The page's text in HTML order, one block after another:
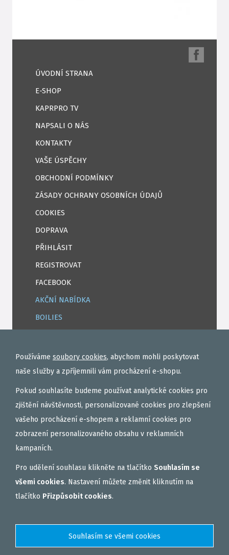
ÚVODNÍ STRANA
E-SHOP
KAPRPRO TV
NAPSALI O NÁS
KONTAKTY
VAŠE ÚSPĚCHY
OBCHODNÍ PODMÍNKY
ZÁSADY OCHRANY OSOBNÍCH ÚDAJŮ
COOKIES
DOPRAVA
PŘIHLÁSIT
REGISTROVAT
FACEBOOK
AKČNÍ NABÍDKA
BOILIES
TEKUTÉ
OBALOVAČKY
VAŘENÝ PARTIKL
BIŽUTERIE NA MONTÁŽE
DÁRKOVÝ POUKAZ, DÁRKOVÁ KAZETA
AKČNÍ SETY
VNADÍCÍ, KRMÍTKOVÉ SMĚSI
PVA PUNČOCHY A SÁČKY
Používáme soubory cookies, abychom mohli poskytovat
naše služby a zpříjemnili vám procházení e-shopu.
Pokud souhlasíte budeme používat analytické cookies pro
zjištění návštěvnosti, personalizované cookies pro zlepšení
vašeho procházení e-shopem a reklamní cookies pro
zobrazení personalizovaného obsahu v reklamních
kampaních.
Pro udělení souhlasu klikněte na tlačítko Souhlasím se
všemi cookies. Nastavení můžete změnit kliknutím na
tlačítko Přizpůsobit cookies.